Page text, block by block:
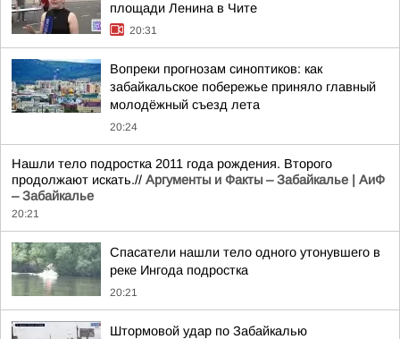
площади Ленина в Чите
20:31
Вопреки прогнозам синоптиков: как
забайкальское побережье приняло главный
молодёжный съезд лета
20:24
Нашли тело подростка 2011 года рождения. Второго
продолжают искать.// Аргументы и Факты – Забайкалье | АиФ
– Забайкалье
20:21
Спасатели нашли тело одного утонувшего в
реке Ингода подростка
20:21
Штормовой удар по Забайкалью